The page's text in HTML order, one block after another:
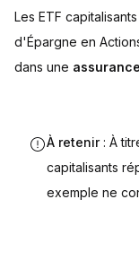
Les ETF
d'Épargne en
dans une
À retenir : À
capitalisants
exemple ne